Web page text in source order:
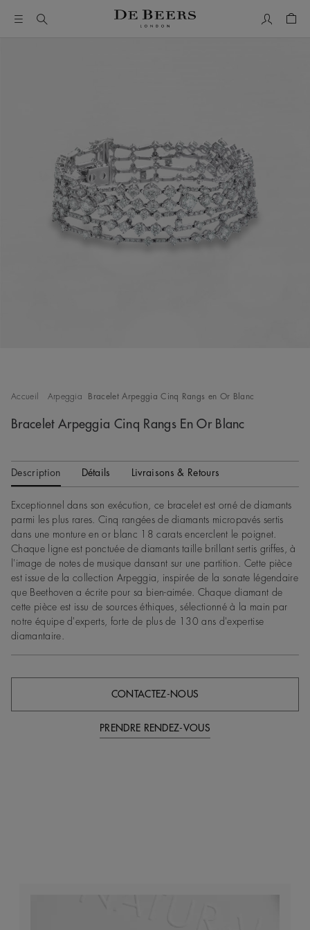
Accueil Arpeggia Bracelet Arpeggia Cinq Rangs en Or Blanc
Bracelet Arpeggia Cinq Rangs En Or Blanc
Description Détails Livraisons & Retours
Exceptionnel dans son exécution, ce bracelet est orné de diamants
parmi les plus rares. Cinq rangées de diamants micropavés sertis
dans une monture en or blanc 18 carats encerclent le poignet.
Chaque ligne est ponctuée de diamants taille brillant sertis griffes, à
l'image de notes de musique dansant sur une partition. Cette pièce
est issue de la collection Arpeggia, inspirée de la sonate légendaire
que Beethoven a écrite pour sa bien-aimée. Chaque diamant de
cette pièce est issu de sources éthiques, sélectionné à la main par
notre équipe d'experts, forte de plus de 130 ans d'expertise
diamantaire.
CONTACTEZ-NOUS
PRENDRE RENDEZ-VOUS